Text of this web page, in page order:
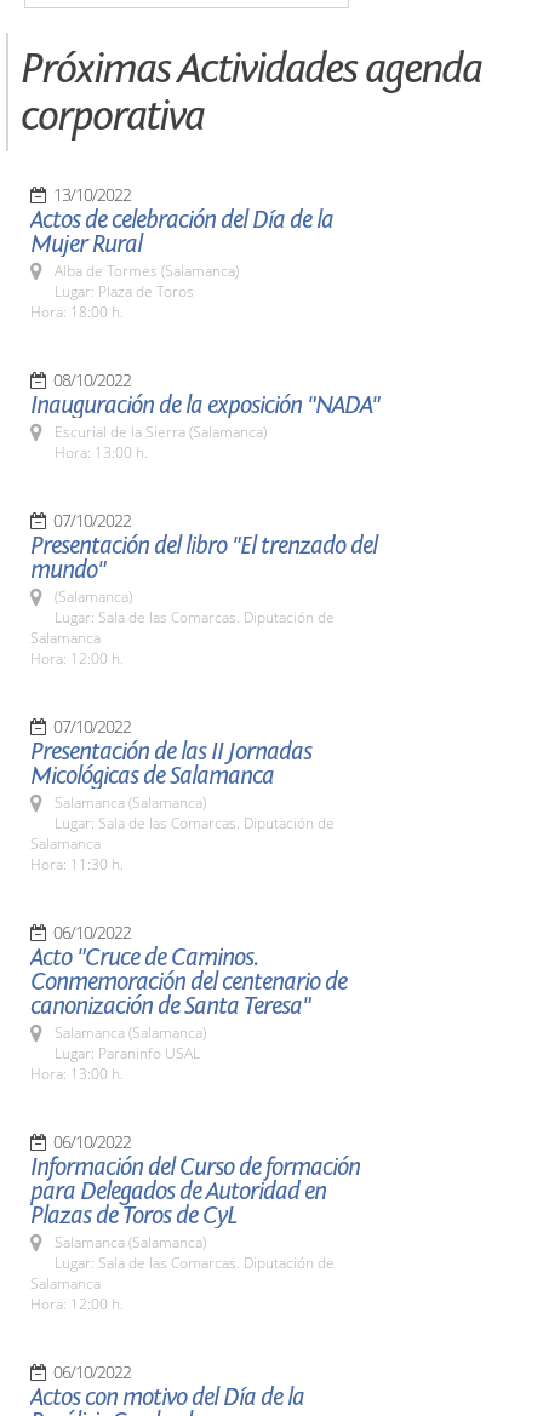
Próximas Actividades agenda
corporativa
13/10/2022
Actos de celebración del Día de la
Mujer Rural
Alba de Tormes (Salamanca)
Lugar: Plaza de Toros
Hora: 18:00 h.
08/10/2022
Inauguración de la exposición "NADA"
Escurial de la Sierra (Salamanca)
Hora: 13:00 h.
07/10/2022
Presentación del libro "El trenzado del
mundo"
(Salamanca)
Lugar: Sala de las Comarcas. Diputación de
Salamanca
Hora: 12:00 h.
07/10/2022
Presentación de las II Jornadas
Micológicas de Salamanca
Salamanca (Salamanca)
Lugar: Sala de las Comarcas. Diputación de
Salamanca
Hora: 11:30 h.
06/10/2022
Acto "Cruce de Caminos.
Conmemoración del centenario de
canonización de Santa Teresa"
Salamanca (Salamanca)
Lugar: Paraninfo USAL
Hora: 13:00 h.
06/10/2022
Información del Curso de formación
para Delegados de Autoridad en
Plazas de Toros de CyL
Salamanca (Salamanca)
Lugar: Sala de las Comarcas. Diputación de
Salamanca
Hora: 12:00 h.
06/10/2022
Actos con motivo del Día de la